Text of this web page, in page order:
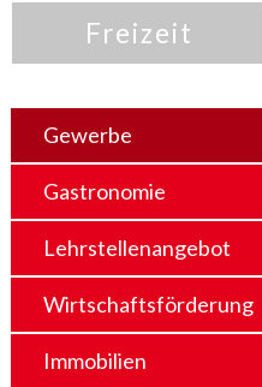
Freizeit
Gewerbe
Gastronomie
Lehrstellenangebot
Wirtschaftsförderung
Immobilien